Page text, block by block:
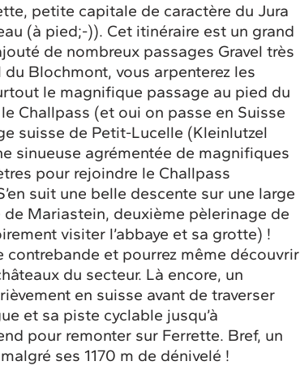
petite capitale de caractère du Jura
(à pied;-)). Cet itinéraire est un grand
de nombreux passages Gravel très
Blochmont, vous arpenterez les
le magnifique passage au pied du
Challpass (et oui on passe en Suisse
suisse de Petit-Lucelle (Kleinlutzel
sinueuse agrémentée de magnifiques
pour rejoindre le Challpass
suit une belle descente sur une large
Mariastein, deuxième pèlerinage de
visiter l’abbaye et sa grotte) !
contrebande et pourrez même découvrir
du secteur. Là encore, un
en suisse avant de traverser
et sa piste cyclable jusqu’à
pour remonter sur Ferrette. Bref, un
ses 1170 m de dénivelé !